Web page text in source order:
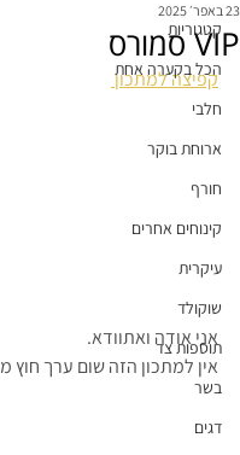
קטגוריות
הכל בקערה אחת
חלבי
ארוחת בוקר
חורף
קינוחים אחרים
עיקרית
שוקולד
תוספות צד
בשר
דגים
VIP סמורס
23 באפר׳ 2025
קפיצה למתכון
אני אודה ואתוודא.
אין למתכון הזה שום ערך חוץ